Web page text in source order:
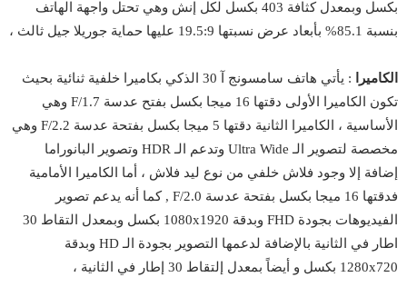
بكسل وبمعدل كثافة 403 بكسل لكل إنش وهي تحتل واجهة الهاتف
بنسبة 85.1% بأبعاد عرض نسبتها 19.5:9 عليها حماية جوريلا جيل ثالث ،
الكاميرا
: يأتي هاتف سامسونج آ 30 الذكي بكاميرا خلفية ثنائية بحيث
تكون الكاميرا الأولى دقتها 16 ميجا بكسل بفتح عدسة F/1.7 وهي
الأساسية ، الكاميرا الثانية دقتها 5 ميجا بكسل بفتحة عدسة F/2.2 وهي
مخصصة لتصوير الـ Ultra Wide وتدعم الـ HDR وتصوير البانوراما
إضافة إلا وجود فلاش خلفي من نوع ليد فلاش ، أما الكاميرا الأمامية
فدقتها 16 ميجا بكسل بفتحة عدسة F/2.0 , كما أنه يدعم تصوير
الفيديوهات بجودة FHD وبدقة 1080x1920 بكسل وبمعدل التقاط 30
اطار في الثانية بالإضافة لدعمها التصوير بجودة الـ HD وبدقة
1280x720 بكسل و أيضاً بمعدل إلتقاط 30 إطار في الثانية ،